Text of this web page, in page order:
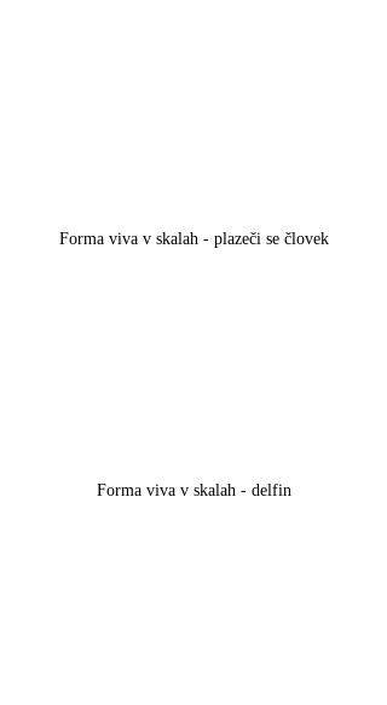
Forma viva v skalah - plazeči se človek
Forma viva v skalah - delfin